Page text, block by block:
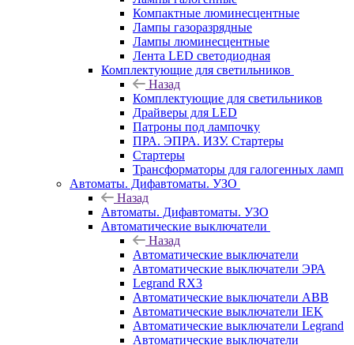
Компактные люминесцентные
Лампы газоразрядные
Лампы люминесцентные
Лента LED светодиодная
Комплектующие для светильников
Назад
Комплектующие для светильников
Драйверы для LED
Патроны под лампочку
ПРА. ЭПРА. ИЗУ. Стартеры
Стартеры
Трансформаторы для галогенных ламп
Автоматы. Дифавтоматы. УЗО
Назад
Автоматы. Дифавтоматы. УЗО
Автоматические выключатели
Назад
Автоматические выключатели
Автоматические выключатели ЭРА
Legrand RX3
Автоматические выключатели ABB
Автоматические выключатели IEK
Автоматические выключатели Legrand
Автоматические выключатели